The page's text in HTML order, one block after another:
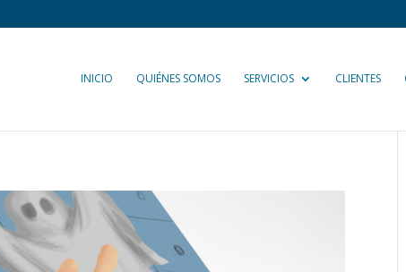
INICIO QUIÉNES SOMOS SERVICIOS CLIENTES